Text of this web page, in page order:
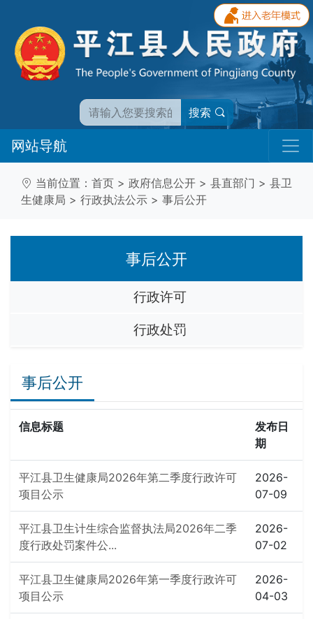
搜索
网站导航
当前位置： 首页 > 政府信息公开 > 县直部门 > 县卫
生健康局 > 行政执法公示 > 事后公开
事后公开
行政许可
行政处罚
事后公开
信息标题
发布日
期
平江县卫生健康局2026年第二季度行政许可
项目公示
2026-
07-09
平江县卫生计生综合监督执法局2026年二季
度行政处罚案件公...
2026-
07-02
平江县卫生健康局2026年第一季度行政许可
项目公示
2026-
04-03